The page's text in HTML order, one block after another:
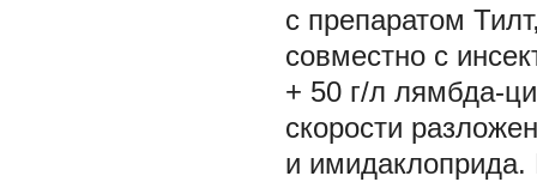
с препаратом
совместно с
+ 50 г/л лямбда-
скорости
и